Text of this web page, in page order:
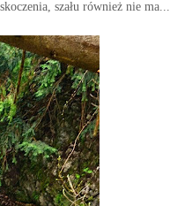
, szału również nie ma...